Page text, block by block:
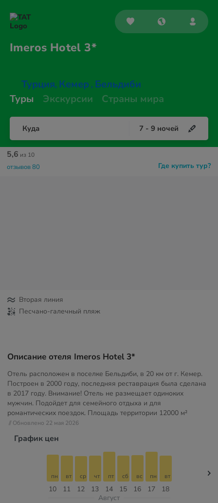
Imeros Hotel 3*
Турция, Кемер , Бельдиби
Туры
Экскурсии Страны мира
Куда 7 - 9 ночей
Где купить тур?
5,6 из 10
отзывов 80
Вторая линия
Песчано-галечный пляж
Описание отеля Imeros Hotel 3*
Отель расположен в поселке Бельдиби, в 20 км от г. Кемер.
Построен в 2000 году, последняя реставрация была сделана
в 2017 году. Внимание! Отель не размещает одиноких
мужчин. Подойдет для семейного отдыха и для
романтических поездок. Площадь территории 12000 м²
// Обновлено 22 мая 2026
График цен
10
пн
11
вт
12
ср
13
чт
14
пт
15
сб
16
вс
17
пн
18
вт
Август